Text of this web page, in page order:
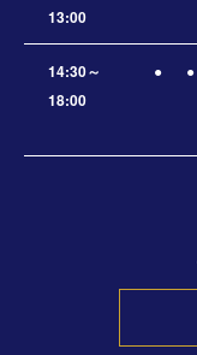
13:00
14:30～
18:00
● ●